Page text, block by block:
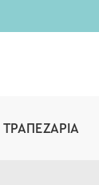
ΤΡΑΠΕΖΑΡΊΑ